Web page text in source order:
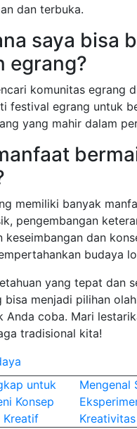
dan terbuka.
saya bisa
egrang?
komunitas egrang
festival egrang untuk
yang mahir dalam
memiliki banyak
pengembangan
keseimbangan dan
budaya
yang tepat dan
bisa menjadi pilihan
Anda coba. Mari
tradisional kita!
untuk
Konsep
Kreatif
Mengenal